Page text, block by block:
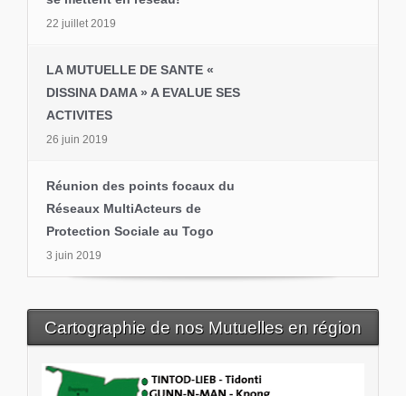
22 juillet 2019
LA MUTUELLE DE SANTE «
DISSINA DAMA » A EVALUE SES
ACTIVITES
26 juin 2019
Réunion des points focaux du
Réseaux MultiActeurs de
Protection Sociale au Togo
3 juin 2019
Cartographie de nos Mutuelles en région